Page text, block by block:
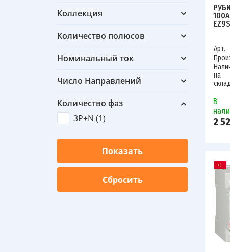
Коллекция
Количество полюсов
Номинальный ток
Число Направлений
Количество фаз
3P+N (1)
Арт.
на
В
2